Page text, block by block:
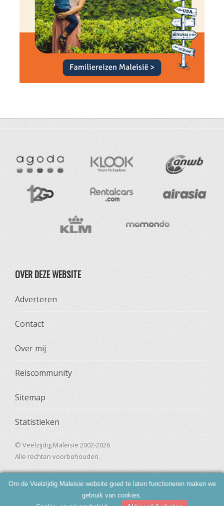
OVER DEZE WEBSITE
Adverteren
Contact
Over mij
Reiscommunity
Sitemap
Statistieken
© Veelzijdig Maleisië 2002-2026.
Alle rechten voorbehouden.
Om de Veelzijdig Maleisie website goed te laten functioneren maken we
gebruik van cookies.